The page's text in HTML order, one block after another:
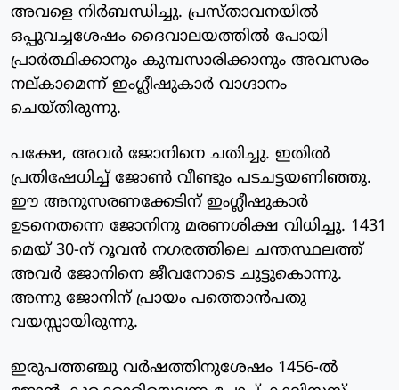
അവളെ നിര്‍ബന്ധിച്ചു. പ്രസ്താവനയില്‍
ഒപ്പുവച്ചശേഷം ദൈവാലയത്തില്‍ പോയി
പ്രാര്‍ത്ഥിക്കാനും കുമ്പസാരിക്കാനും അവസരം
നല്കാമെന്ന് ഇംഗ്ലീഷുകാര്‍ വാഗ്ദാനം
ചെയ്തിരുന്നു.
പക്ഷേ, അവര്‍ ജോനിനെ ചതിച്ചു. ഇതില്‍
പ്രതിഷേധിച്ച് ജോണ്‍ വീണ്ടും പടചട്ടയണിഞ്ഞു.
ഈ അനുസരണക്കേടിന് ഇംഗ്ലീഷുകാര്‍
ഉടനെതന്നെ ജോനിനു മരണശിക്ഷ വിധിച്ചു. 1431
മെയ് 30-ന് റൂവന്‍ നഗരത്തിലെ ചന്തസ്ഥലത്ത്
അവര്‍ ജോനിനെ ജീവനോടെ ചുട്ടുകൊന്നു.
അന്നു ജോനിന് പ്രായം പത്തൊന്‍പതു
വയസ്സായിരുന്നു.
ഇരുപത്തഞ്ചു വര്‍ഷത്തിനുശേഷം 1456-ല്‍